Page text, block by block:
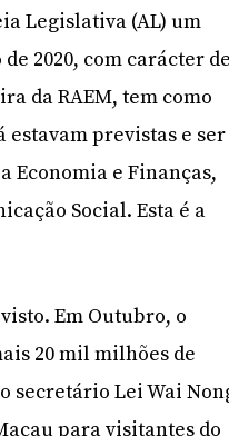
Legislativa (AL) um
2020, com carácter
da RAEM, tem como
estavam previstas e ser
Economia e Finanças,
Social. Esta é a
Em Outubro, o
20 mil milhões de
secretário Lei Wai
para visitantes do